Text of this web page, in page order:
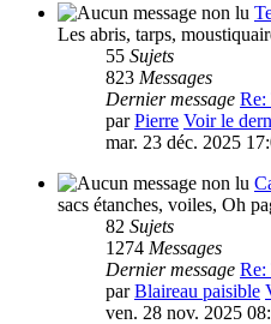
Les abris, tarps,
55 Sujets
823 Messages
Dernier message Re:
parPierre Voir le
mar. 23 déc. 2025
sacs étanches, voiles, Oh
82 Sujets
1274 Messages
Dernier message Re:
parBlaireau paisible
ven. 28 nov. 2025